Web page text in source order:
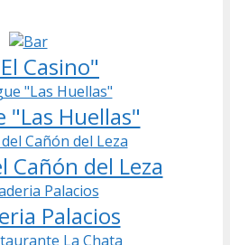
Casino"
"Las Huellas"
Cañón del Leza
Palacios